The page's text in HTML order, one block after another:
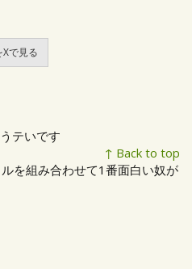
で見る
テいです
↑ Back to top
を組み合わせて1番面白い奴が